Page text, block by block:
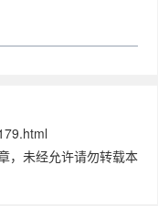
，未经允许请勿转载本